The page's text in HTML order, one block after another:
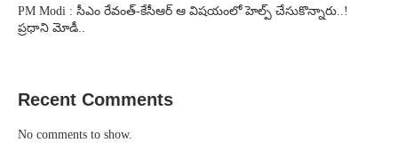
PM Modi : సీఎం రేవంత్-కేసీఆర్ ఆ విషయంలో హెల్ప్ చేసుకొన్నారు..!
ప్రధాని మోడీ..
Recent Comments
No comments to show.